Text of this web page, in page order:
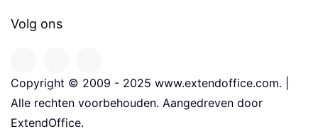
Volg ons
Copyright © 2009 - 2025 www.extendoffice.com. |
Alle rechten voorbehouden. Aangedreven door
ExtendOffice.